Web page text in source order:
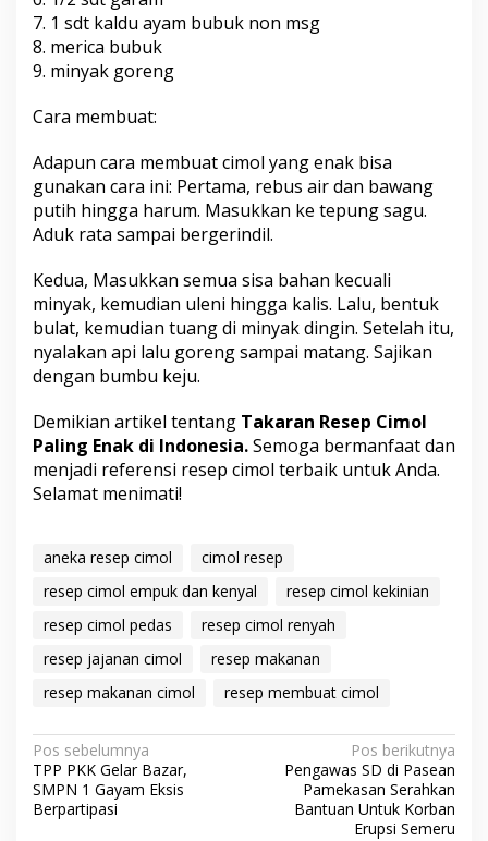
7. 1 sdt kaldu ayam bubuk non msg
8. merica bubuk
9. minyak goreng
Cara membuat:
Adapun cara membuat cimol yang enak bisa
gunakan cara ini: Pertama, rebus air dan bawang
putih hingga harum. Masukkan ke tepung sagu.
Aduk rata sampai bergerindil.
Kedua, Masukkan semua sisa bahan kecuali
minyak, kemudian uleni hingga kalis. Lalu, bentuk
bulat, kemudian tuang di minyak dingin. Setelah itu,
nyalakan api lalu goreng sampai matang. Sajikan
dengan bumbu keju.
Demikian artikel tentang Takaran Resep Cimol
Paling Enak di Indonesia.Semoga bermanfaat dan
menjadi referensi resep cimol terbaik untuk Anda.
Selamat menimati!
aneka resep cimol
cimol resep
resep cimol empuk dan kenyal
resep cimol kekinian
resep cimol pedas
resep cimol renyah
resep jajanan cimol
resep makanan
resep makanan cimol
resep membuat cimol
N
a
v
Pos sebelumnya
TPP PKK Gelar Bazar,
SMPN 1 Gayam Eksis
Berpartipasi
Pos berikutnya
Pengawas SD di Pasean
Pamekasan Serahkan
Bantuan Untuk Korban
Erupsi Semeru